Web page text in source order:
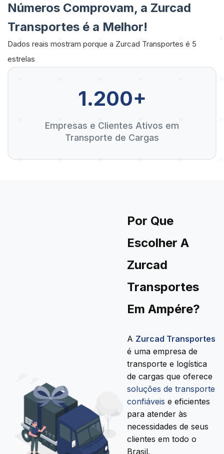
Números Comprovam, a Zurcad
Transportes é a Melhor!
Dados reais mostram porque a Zurcad Transportes é 5
estrelas
1.200+
Empresas e Clientes Ativos em
Transporte de Cargas
Por Que
Escolher A
Zurcad
Transportes
Em Ampére?
A Zurcad Transportes
é uma empresa de
transporte e logística
de cargas que oferece
soluções de transporte
confiáveis e eficientes
para atender às
necessidades de seus
clientes em todo o
Brasil.